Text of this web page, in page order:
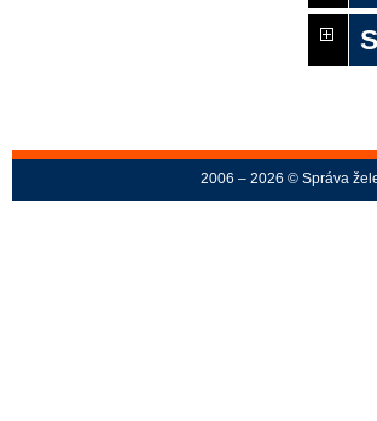
2006 – 2026 © Správa